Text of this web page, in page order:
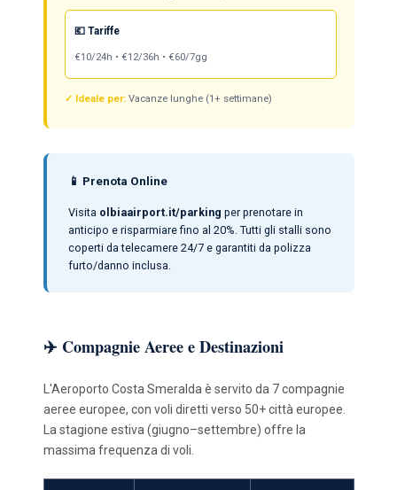
💶 Tariffe
€10/24h • €12/36h • €60/7gg
✓ Ideale per:Vacanze lunghe (1+ settimane)
📱 Prenota Online
Visita olbiaairport.it/parking per prenotare in
anticipo e risparmiare fino al 20%. Tutti gli stalli sono
coperti da telecamere 24/7 e garantiti da polizza
furto/danno inclusa.
✈️ Compagnie Aeree e Destinazioni
L'Aeroporto Costa Smeralda è servito da 7 compagnie
aeree europee, con voli diretti verso 50+ città europee.
La stagione estiva (giugno–settembre) offre la
massima frequenza di voli.